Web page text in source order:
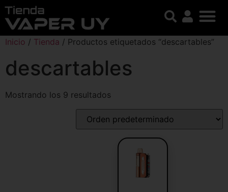
Inicio / Tienda / Productos etiquetados “descartables”
descartables
Mostrando los 9 resultados